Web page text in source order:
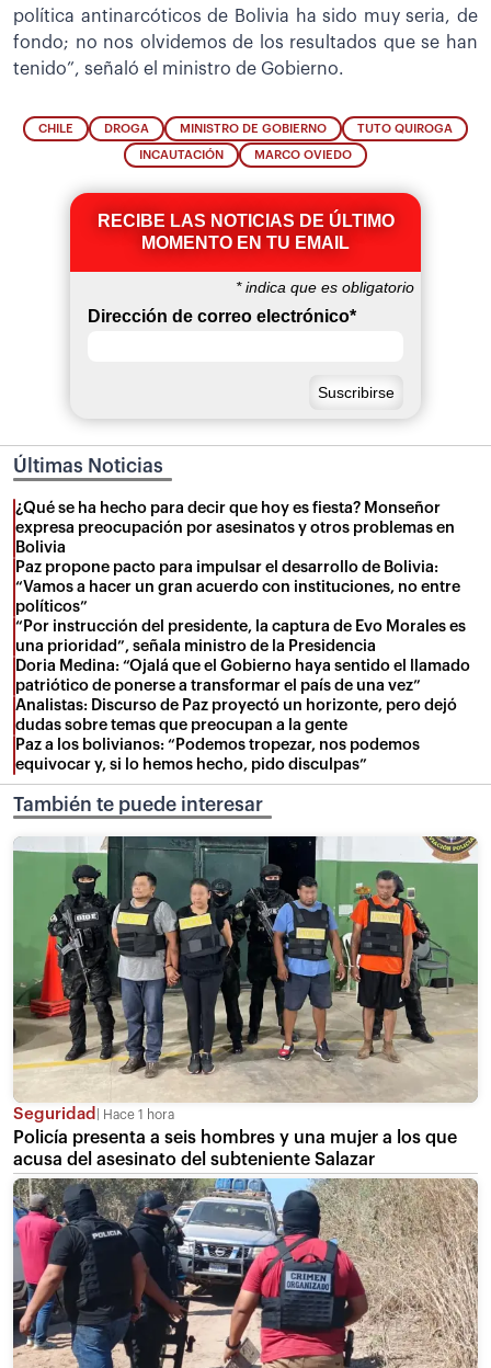
política antinarcóticos de Bolivia ha sido muy seria, de
fondo; no nos olvidemos de los resultados que se han
tenido”, señaló el ministro de Gobierno.
CHILE DROGA MINISTRO DE GOBIERNO TUTO QUIROGA
INCAUTACIÓN MARCO OVIEDO
RECIBE LAS NOTICIAS DE ÚLTIMO
MOMENTO EN TU EMAIL
*indica que es obligatorio
Dirección de correo electrónico*
Últimas Noticias
¿Qué se ha hecho para decir que hoy es fiesta? Monseñor
expresa preocupación por asesinatos y otros problemas en
Bolivia
Paz propone pacto para impulsar el desarrollo de Bolivia:
“Vamos a hacer un gran acuerdo con instituciones, no entre
políticos”
“Por instrucción del presidente, la captura de Evo Morales es
una prioridad”, señala ministro de la Presidencia
Doria Medina: “Ojalá que el Gobierno haya sentido el llamado
patriótico de ponerse a transformar el país de una vez”
Analistas: Discurso de Paz proyectó un horizonte, pero dejó
dudas sobre temas que preocupan a la gente
Paz a los bolivianos: “Podemos tropezar, nos podemos
equivocar y, si lo hemos hecho, pido disculpas”
También te puede interesar
Seguridad Hace 1 hora
Policía presenta a seis hombres y una mujer a los que
acusa del asesinato del subteniente Salazar